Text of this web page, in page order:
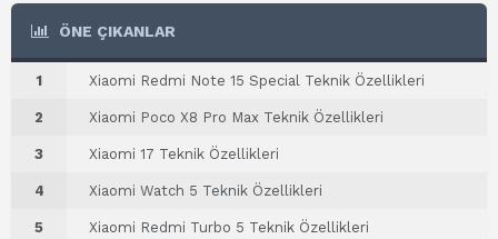
ÖNE ÇIKANLAR
1 Xiaomi Redmi Note 15 Special Teknik Özellikleri
2 Xiaomi Poco X8 Pro Max Teknik Özellikleri
3 Xiaomi 17 Teknik Özellikleri
4 Xiaomi Watch 5 Teknik Özellikleri
5 Xiaomi Redmi Turbo 5 Teknik Özellikleri